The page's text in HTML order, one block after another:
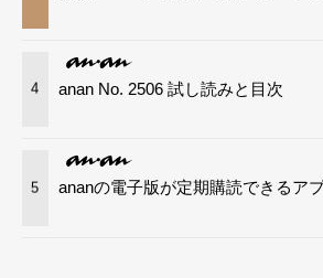
4 anan No. 2506 試し読みと目次
5 ananの電子版が定期購読できるア